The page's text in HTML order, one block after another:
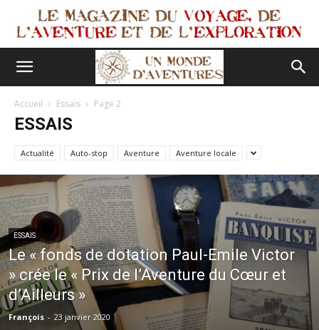
Accueil Essais Page 2
ESSAIS
Actualité Auto-stop Aventure Aventure locale
ESSAIS
Le « fonds de dotation Paul-Emile Victor
» crée le « Prix de l’Aventure du Cœur et
d’Ailleurs »
François - 23 janvier 2020